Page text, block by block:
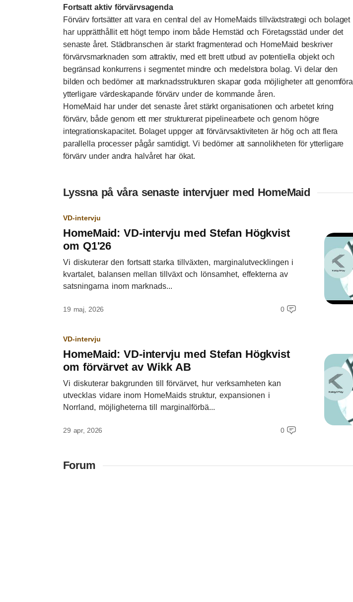
Fortsatt aktiv förvärvsagenda
Förvärv fortsätter att vara en central del av HomeMaids tillväxtstrategi och bolaget
har upprätthållit ett högt tempo inom både Hemstäd och Företagsstäd under det
senaste året. Städbranschen är starkt fragmenterad och HomeMaid beskriver
förvärvsmarknaden som attraktiv, med ett brett utbud av potentiella objekt och
begränsad konkurrens i segmentet mindre och medelstora bolag. Vi delar den
bilden och bedömer att marknadsstrukturen skapar goda möjligheter att genomföra
ytterligare värdeskapande förvärv under de kommande åren.
HomeMaid har under det senaste året stärkt organisationen och arbetet kring
förvärv, både genom ett mer strukturerat pipelinearbete och genom högre
integrationskapacitet. Bolaget uppger att förvärvsaktiviteten är hög och att flera
parallella processer pågår samtidigt. Vi bedömer att sannolikheten för ytterligare
förvärv under andra halvåret har ökat.
Lyssna på våra senaste intervjuer med HomeMaid
VD-intervju
HomeMaid: VD-intervju med Stefan Högkvist
om Q1'26
Vi diskuterar den fortsatt starka tillväxten, marginalutvecklingen i
kvartalet, balansen mellan tillväxt och lönsamhet, effekterna av
satsningarna inom marknads...
19 maj, 2026 0
VD-intervju
HomeMaid: VD-intervju med Stefan Högkvist
om förvärvet av Wikk AB
Vi diskuterar bakgrunden till förvärvet, hur verksamheten kan
utvecklas vidare inom HomeMaids struktur, expansionen i
Norrland, möjligheterna till marginalförbä...
29 apr, 2026 0
Forum